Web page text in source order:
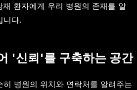
환자에게 우리 병원의 존재를 알
니다.
'신뢰'를 구축하는 공간
히 병원의 위치와 연락처를 알려주는